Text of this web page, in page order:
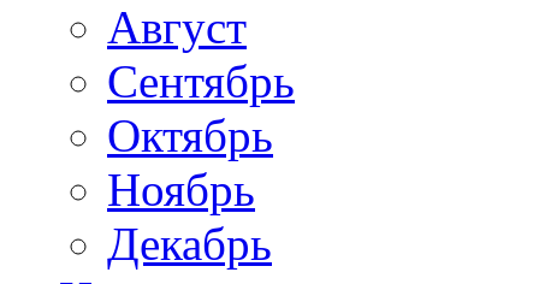
Август
Сентябрь
Октябрь
Ноябрь
Декабрь